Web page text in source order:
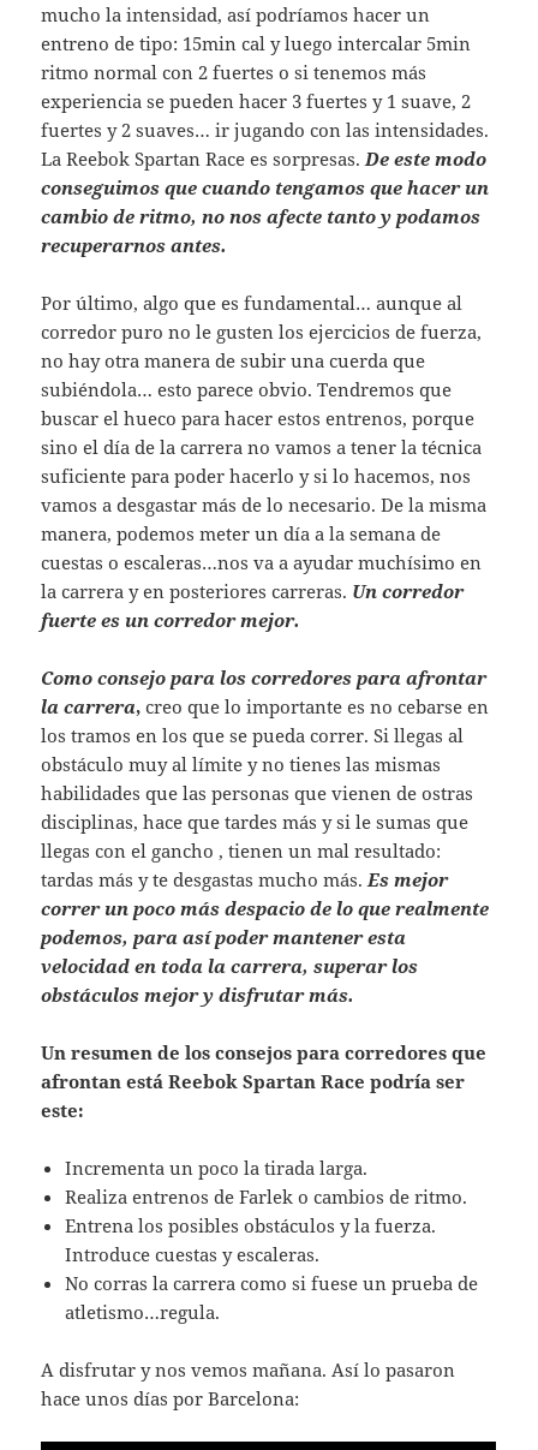
mucho la intensidad, así podríamos hacer un
entreno de tipo: 15min cal y luego intercalar 5min
ritmo normal con 2 fuertes o si tenemos más
experiencia se pueden hacer 3 fuertes y 1 suave, 2
fuertes y 2 suaves… ir jugando con las intensidades.
La Reebok Spartan Race es sorpresas.De este modo
conseguimos que cuando tengamos que hacer un
cambio de ritmo, no nos afecte tanto y podamos
recuperarnos antes.
Por último, algo que es fundamental… aunque al
corredor puro no le gusten los ejercicios de fuerza,
no hay otra manera de subir una cuerda que
subiéndola… esto parece obvio. Tendremos que
buscar el hueco para hacer estos entrenos, porque
sino el día de la carrera no vamos a tener la técnica
suficiente para poder hacerlo y si lo hacemos, nos
vamos a desgastar más de lo necesario. De la misma
manera, podemos meter un día a la semana de
cuestas o escaleras…nos va a ayudar muchísimo en
la carrera y en posteriores carreras. Un corredor
fuerte es un corredor mejor.
Como consejo para los corredores para afrontar
la carrera, creo que lo importante es no cebarse en
los tramos en los que se pueda correr. Si llegas al
obstáculo muy al límite y no tienes las mismas
habilidades que las personas que vienen de ostras
disciplinas, hace que tardes más y si le sumas que
llegas con el gancho , tienen un mal resultado:
tardas más y te desgastas mucho más.Es mejor
correr un poco más despacio de lo que realmente
podemos, para así poder mantener esta
velocidad en toda la carrera, superar los
obstáculos mejor y disfrutar más.
Un resumen de los consejos para corredores que
afrontan está Reebok Spartan Race podría ser
este:
Incrementa un poco la tirada larga.
Realiza entrenos de Farlek o cambios de ritmo.
Entrena los posibles obstáculos y la fuerza.
Introduce cuestas y escaleras.
No corras la carrera como si fuese un prueba de
atletismo…regula.
A disfrutar y nos vemos mañana. Así lo pasaron
hace unos días por Barcelona: